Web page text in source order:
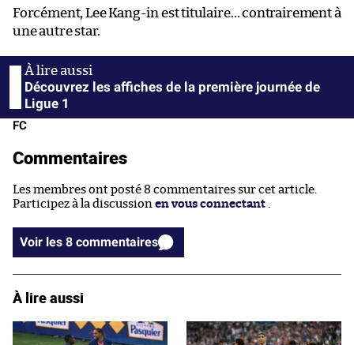
Forcément, Lee Kang-in est titulaire… contrairement à
une autre star.
Découvrez les affiches de la première journée de
Ligue 1
FC
Commentaires
Les membres ont posté 8 commentaires sur cet article.
Participez à la discussion en vous connectant
Voir les 8 commentaires
À lire aussi